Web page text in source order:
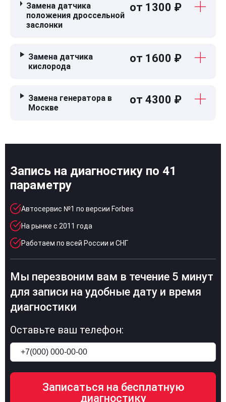
Замена датчика
положения дроссельной
заслонки
от 1300 ₽
Замена датчика
кислорода
от 1600 ₽
Замена генератора в
Москве
от 4300 ₽
Запись на диагностику по 41
параметру
Автосервис №1 по версии Forbes
На рынке с 2011 года
Работаем по всей России и СНГ
Мы перезвоним вам в течение 5 минут
для записи на удобные дату и время
диагностики
Оставьте ваш телефон: